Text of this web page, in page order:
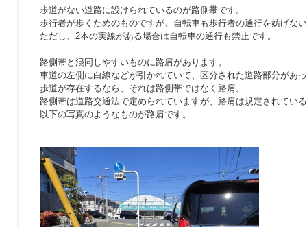
歩道がない道路に設けられているのが路側帯です。
歩行者が歩くためのものですが、自転車も歩行者の通行を妨げな
ただし、2本の実線がある場合は自転車の通行も禁止です。
路側帯と混同しやすいものに路肩があります。
車道の左側に白線などが引かれていて、区分された道路部分があ
歩道が存在するなら、それは路側帯ではなく路肩。
路側帯は道路交通法で定められていますが、路肩は規定されてい
以下の写真のようなものが路肩です。